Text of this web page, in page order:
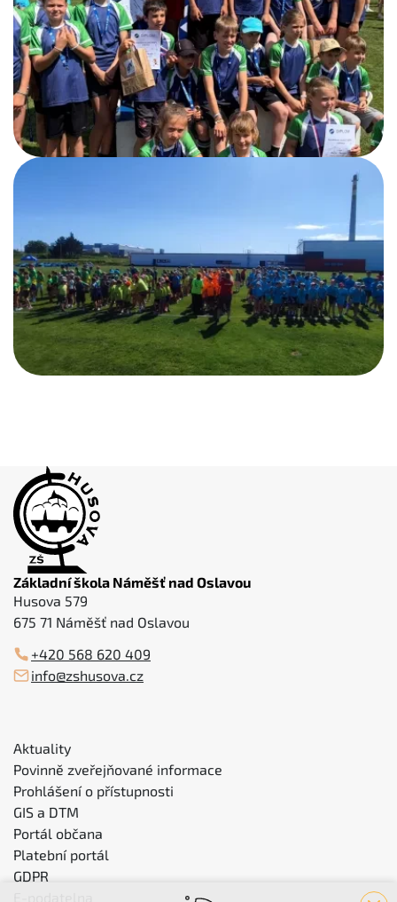
Základní škola Náměšť nad Oslavou
Husova 579
675 71 Náměšť nad Oslavou
+420 568 620 409
info@zshusova.cz
Aktuality
Povinně zveřejňované informace
Prohlášení o přístupnosti
GIS a DTM
Portál občana
Platební portál
GDPR